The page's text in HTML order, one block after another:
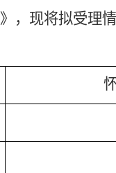
》，现将拟受理